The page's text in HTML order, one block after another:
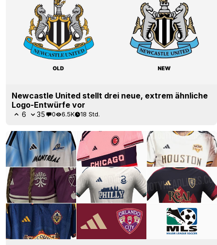
Newcastle United stellt drei neue, extrem ähnliche
Logo-Entwürfe vor
6 35 0 6.5K 18 Std.